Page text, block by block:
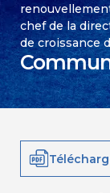
Marques
Médias
chef de la
de croissance